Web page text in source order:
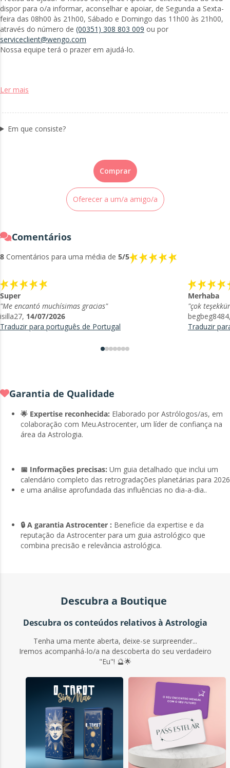
dispor para o/a informar, aconselhar e apoiar, de Segunda a Sexta-
feira das 08h00 às 21h00, Sábado e Domingo das 11h00 às 21h00,
através do número de (00351) 308 803 009 ou por
serviceclient@wengo.com
Nossa equipe terá o prazer em ajudá-lo.
Ler mais
Em que consiste?
Comprar
Oferecer a um/a amigo/a
Comentários
8 Comentários para uma média de 5/5
Super
"Me encantó muchísimas gracias"
isilla27, 14/07/2026
Traduzir para português de Portugal
Merhaba
"çok
Traduzir
Garantia de Qualidade
🌟 Expertise reconhecida: Elaborado por Astrólogos/as, em
colaboração com Meu.Astrocenter, um líder de confiança na
área da Astrologia.
📅 Informações precisas: Um guia detalhado que inclui um
calendário completo das retrogradações planetárias para 2026
e uma análise aprofundada das influências no dia-a-dia..
🔒 A garantia Astrocenter : Beneficie da expertise e da
reputação da Astrocenter para um guia astrológico que
combina precisão e relevância astrológica.
Descubra a Boutique
Descubra os conteúdos relativos à Astrologia
Tenha uma mente aberta, deixe-se surpreender...
Iremos acompanhá-lo/a na descoberta do seu verdadeiro
"Eu"! 🔮🌟